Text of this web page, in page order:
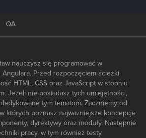
QA
nauczysz się programować w
Przed rozpoczęciem ścieżki
HTML, CSS oraz JavaScript w stopniu
Jeżeli nie posiadasz tych umiejętności,
tym tematom. Zaczniemy od
których poznasz najważniejsze koncepcje
dyrektywy oraz moduły. Następnie
pracy, w tym również testy